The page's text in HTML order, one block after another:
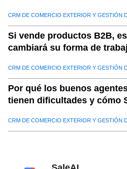
CRM DE COMERCIO EXTERIOR Y GESTIÓN
Si vende productos B2B,
cambiará su forma de
CRM DE COMERCIO EXTERIOR Y GESTIÓN
Por qué los buenos
tienen dificultades y cómo
CRM DE COMERCIO EXTERIOR Y GESTIÓN